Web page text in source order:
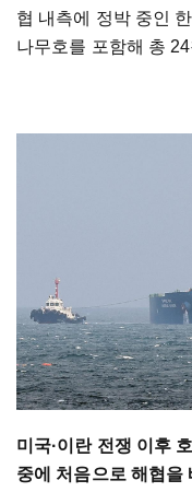
협 내측에 정박 중인
나무호를 포함해 총
미국·이란 전쟁 이후
중에 처음으로 해협을